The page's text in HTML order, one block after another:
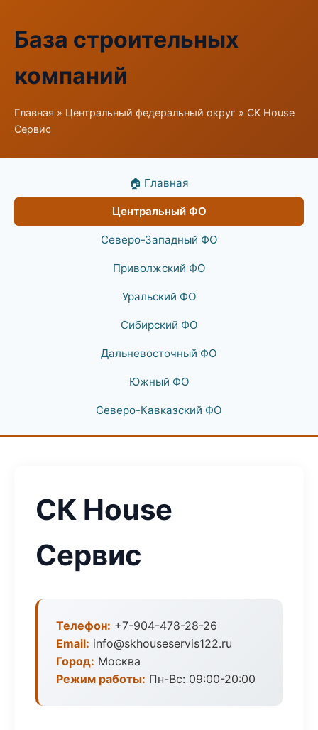
База строительных
компаний
Главная » Центральный федеральный округ » СК House
Сервис
🏠 Главная
Центральный ФО
Северо-Западный ФО
Приволжский ФО
Уральский ФО
Сибирский ФО
Дальневосточный ФО
Южный ФО
Северо-Кавказский ФО
СК House
Сервис
Телефон: +7-904-478-28-26
Email: info@skhouseservis122.ru
Город: Москва
Режим работы: Пн-Вс: 09:00-20:00